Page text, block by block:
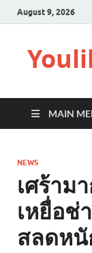
August 9, 2026
MAIN
NEWS
เศร้าม
เหยื่อช่
สลดห